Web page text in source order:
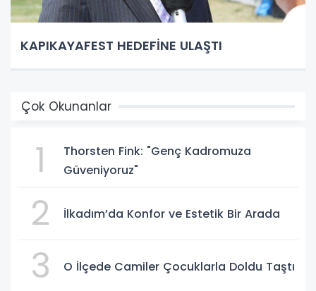
KAPIKAYAFEST HEDEFİNE ULAŞTI
Çok Okunanlar
1
Thorsten Fink: "Genç Kadromuza
Güveniyoruz"
2 İlkadım’da Konfor ve Estetik Bir Arada
3 O İlçede Camiler Çocuklarla Doldu Taştı